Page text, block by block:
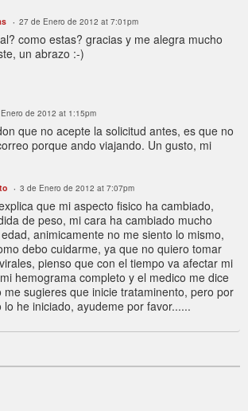
27 de Enero de 2012 at 7:01pm
como estas? gracias y me alegra mucho
un abrazo :-)
de 2012 at 1:15pm
que no acepte la solicitud antes, es que no
porque ando viajando. Un gusto, mi
3 de Enero de 2012 at 7:07pm
que mi aspecto fisico ha cambiado,
de peso, mi cara ha cambiado mucho
animicamente no me siento lo mismo,
debo cuidarme, ya que no quiero tomar
pienso que con el tiempo va afectar mi
hemograma completo y el medico me dice
sugieres que inicie trataminento, pero por
he iniciado, ayudeme por favor......